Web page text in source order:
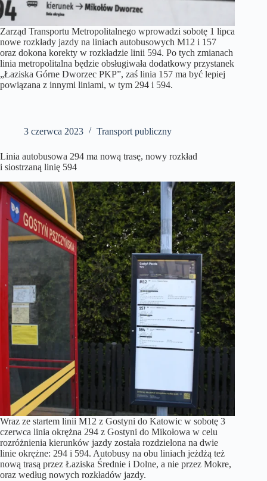
Zarząd Transportu Metropolitalnego wprowadzi sobotę 1 lipca
nowe rozkłady jazdy na liniach autobusowych M12 i 157
oraz dokona korekty w rozkładzie linii 594. Po tych zmianach
linia metropolitalna będzie obsługiwała dodatkowy przystanek
„Łaziska Górne Dworzec PKP”, zaś linia 157 ma być lepiej
powiązana z innymi liniami, w tym 294 i 594.
3 czerwca 2023 Transport publiczny
Linia autobusowa 294 ma nową trasę, nowy rozkład
i siostrzaną linię 594
Wraz ze startem linii M12 z Gostyni do Katowic w sobotę 3
czerwca linia okrężna 294 z Gostyni do Mikołowa w celu
rozróżnienia kierunków jazdy została rozdzielona na dwie
linie okrężne: 294 i 594. Autobusy na obu liniach jeżdżą też
nową trasą przez Łaziska Średnie i Dolne, a nie przez Mokre,
oraz według nowych rozkładów jazdy.